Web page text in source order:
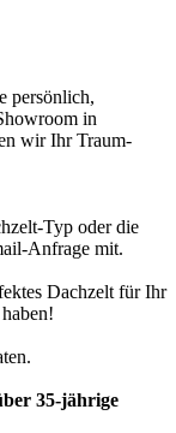
persönlich,
in
wir Ihr Traum-
Typ oder die
Anfrage mit.
Dachzelt für Ihr
35-jährige